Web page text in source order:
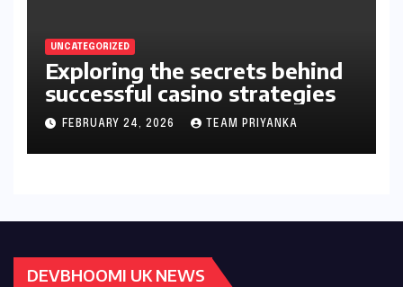
UNCATEGORIZED
Exploring the secrets behind
successful casino strategies
FEBRUARY 24, 2026 TEAM PRIYANKA
DEVBHOOMI UK NEWS